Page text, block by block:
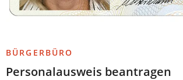
BÜRGERBÜRO
Personalausweis beantragen